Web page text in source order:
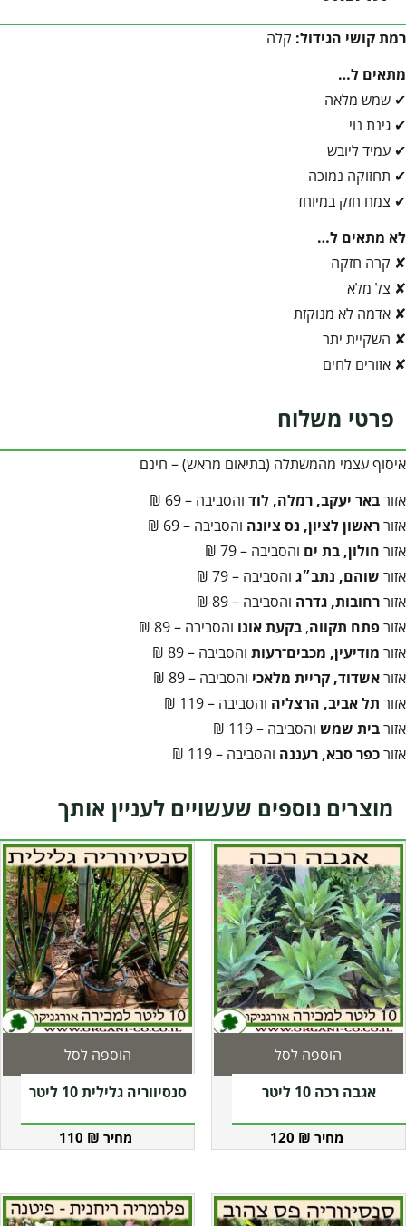
רמת קושי הגידול: קלה
מתאים ל…
✔ שמש מלאה
✔ גינת נוי
✔ עמיד ליובש
✔ תחזוקה נמוכה
✔ צמח חזק במיוחד
לא מתאים ל…
✘ קרה חזקה
✘ צל מלא
✘ אדמה לא מנוקזת
✘ השקיית יתר
✘ אזורים לחים
פרטי משלוח
איסוף עצמי מהמשתלה (בתיאום מראש) – חינם
אזורבאר יעקב, רמלה, לוד והסביבה – 69 ₪
אזורראשון לציון, נס ציונה והסביבה – 69 ₪
אזור חולון, בת ים והסביבה – 79 ₪
אזור שוהם, נתב״ג והסביבה – 79 ₪
אזוררחובות, גדרה והסביבה – 89 ₪
אזורפתח תקווה, בקעת אונו והסביבה – 89 ₪
אזור מודיעין, מכבים־רעות והסביבה – 89 ₪
אזוראשדוד, קריית מלאכי והסביבה – 89 ₪
אזור תל אביב, הרצליה והסביבה – 119 ₪
אזורבית שמש והסביבה – 119 ₪
אזורכפר סבא, רעננה והסביבה – 119 ₪
מוצרים נוספים שעשויים לעניין אותך
אגבה רכה 10 ליטר
120 ₪
הוספה לסל
סנסיווריה גלילית 10 ליטר
110 ₪
הוספה לסל